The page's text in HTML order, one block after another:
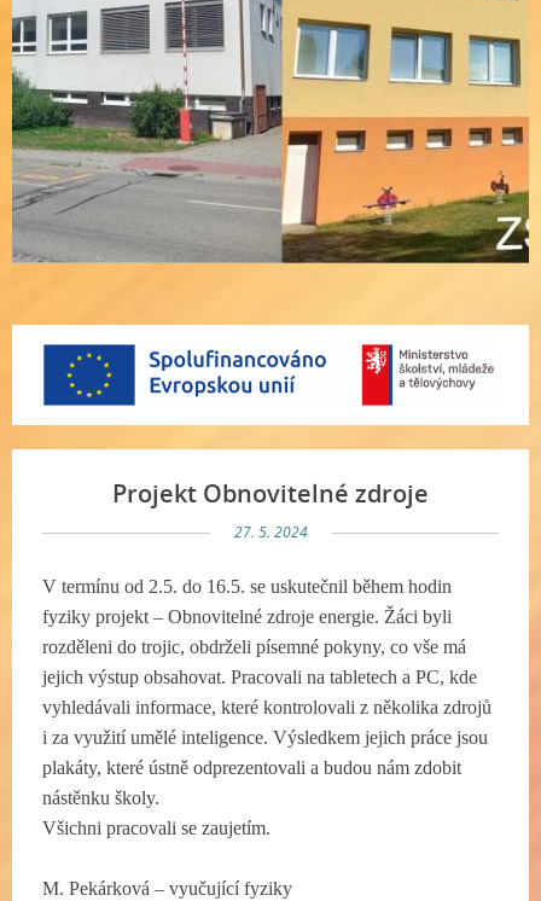
Projekt Obnovitelné zdroje
27. 5. 2024
V termínu od 2.5. do 16.5. se uskutečnil během hodin
fyziky projekt – Obnovitelné zdroje energie. Žáci byli
rozděleni do trojic, obdrželi písemné pokyny, co vše má
jejich výstup obsahovat. Pracovali na tabletech a PC, kde
vyhledávali informace, které kontrolovali z několika zdrojů
i za využití umělé inteligence. Výsledkem jejich práce jsou
plakáty, které ústně odprezentovali a budou nám zdobit
nástěnku školy.
Všichni pracovali se zaujetím.
M. Pekárková – vyučující fyziky